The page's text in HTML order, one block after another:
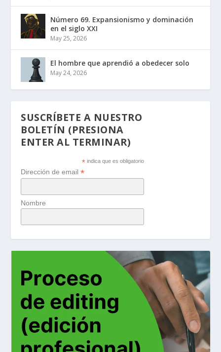
Número 69. Expansionismo y dominación
en el siglo XXI
May 25, 2026
El hombre que aprendió a obedecer solo
May 24, 2026
SUSCRÍBETE A NUESTRO
BOLETÍN (PRESIONA
ENTER AL TERMINAR)
* indica que es obligatorio
Dirección de email*
Nombre